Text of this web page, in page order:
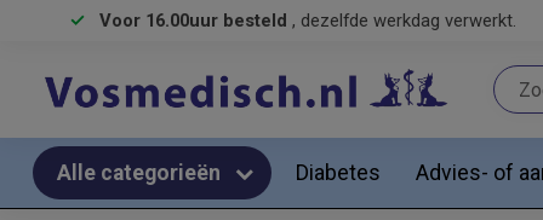
Voor 16.00uur besteld , dezelfde werkdag verwerkt.
Alle categorieën Diabetes Advies- of